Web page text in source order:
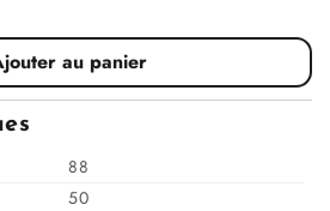
au panier
88
50